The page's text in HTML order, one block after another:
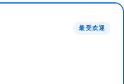
最受欢迎